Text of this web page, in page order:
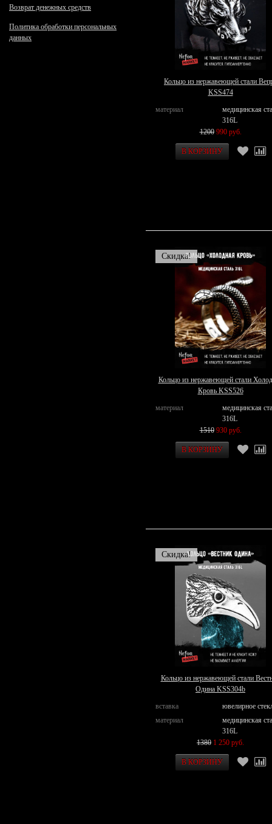
Возврат денежных средств
Политика обработки персональных
данных
Кольцо из нержавеющей стали
KSS474
материал
медицинская
316L
1200 990 руб.
Скидка!
Кольцо из нержавеющей стали
Кровь KSS526
материал
медицинская
316L
1510 930 руб.
Скидка!
Кольцо из нержавеющей стали
Одина KSS304b
вставка
ювелирное
материал
медицинская
316L
1380 1 250 руб.